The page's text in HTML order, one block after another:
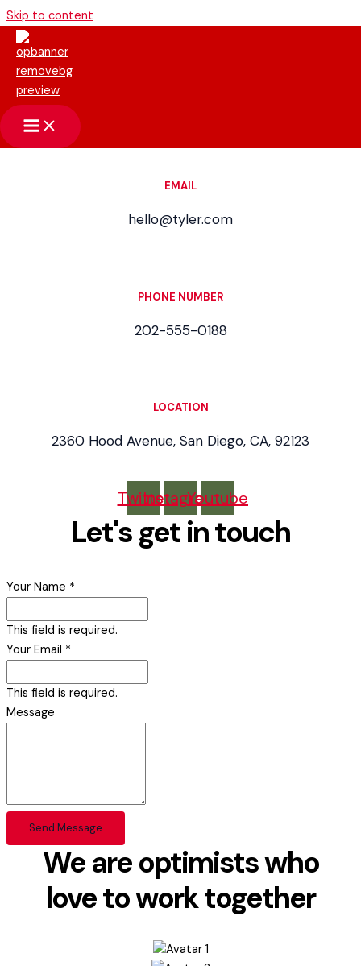
Skip to content
You can find us at
EMAIL
hello@tyler.com
PHONE NUMBER
202-555-0188
LOCATION
2360 Hood Avenue, San Diego, CA, 92123
TwitterInstagramYoutube
Let's get in touch
Your Name *
This field is required.
Your Email *
This field is required.
Message
Send Message
We are optimists who
love to work together